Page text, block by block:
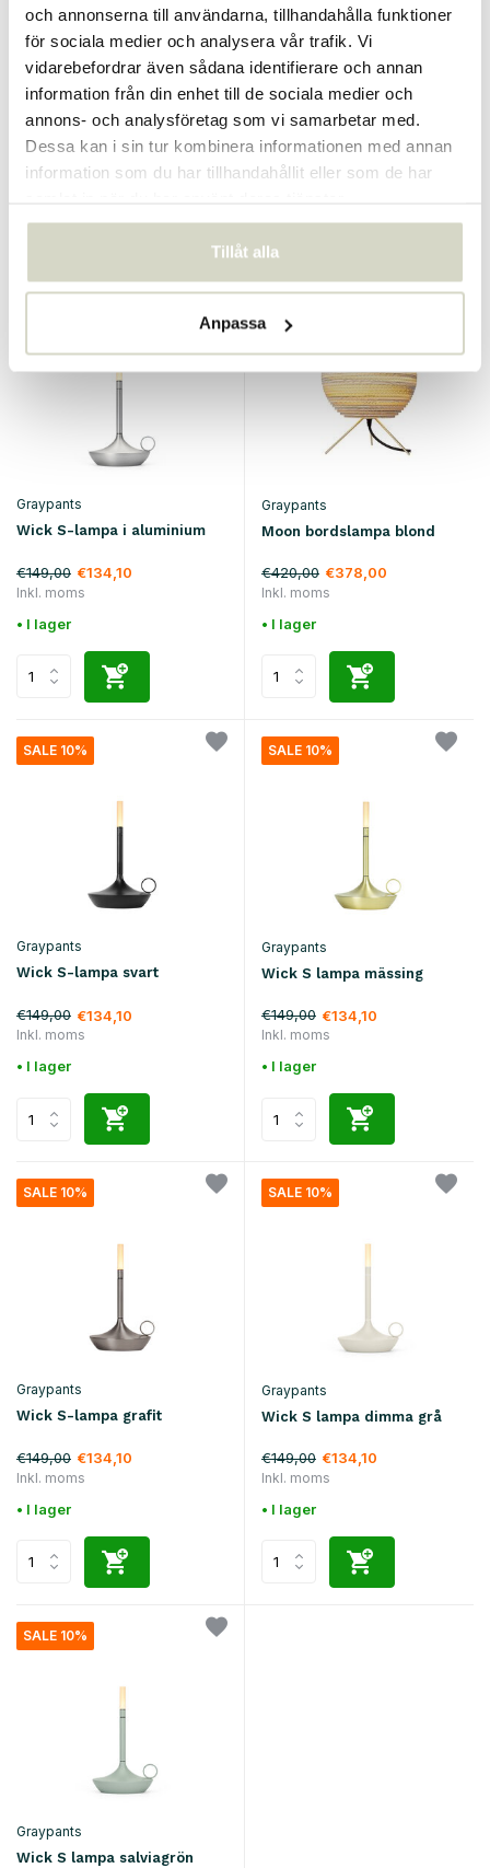
och annonserna till användarna, tillhandahålla funktioner
för sociala medier och analysera vår trafik. Vi
vidarebefordrar även sådana identifierare och annan
information från din enhet till de sociala medier och
annons- och analysföretag som vi samarbetar med.
Dessa kan i sin tur kombinera informationen med annan
information som du har tillhandahållit eller som de har
Tillåt alla
Anpassa
Graypants
Vekelampa salviagrön
€159,00 €143,10
Inkl. moms
• I lager
Graypants
Moon bordslampa vit
€385,00 €346,50
Inkl. moms
• I lager
Graypants
Wick S-lampa i aluminium
€149,00 €134,10
Inkl. moms
• I lager
Graypants
Moon bordslampa blond
€420,00 €378,00
Inkl. moms
• I lager
SALE 10%
Graypants
Wick S-lampa svart
€149,00 €134,10
Inkl. moms
• I lager
SALE 10%
Graypants
Wick S lampa mässing
€149,00 €134,10
Inkl. moms
• I lager
SALE 10%
Graypants
Wick S-lampa grafit
€149,00 €134,10
Inkl. moms
• I lager
SALE 10%
Graypants
Wick S lampa dimma grå
€149,00 €134,10
Inkl. moms
• I lager
SALE 10%
Graypants
Wick S lampa salviagrön